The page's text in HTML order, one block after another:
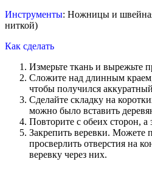
Инструменты: Ножницы и
ниткой)
Как сделать
Измерьте ткань и вырежьте
Сложите над длинным краем,
чтобы получился
Сделайте складку на
можно было вставить
Повторите с обеих сторон, а
Закрепить веревки. Можете
просверлить отверстия на
веревку через них.